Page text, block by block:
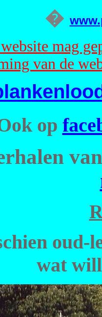
�
mag
van de
op
oud-
wat